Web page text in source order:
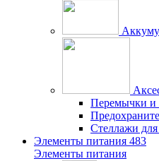
Перемычки
Стеллажи
Элементы питания 483
Элементы питания